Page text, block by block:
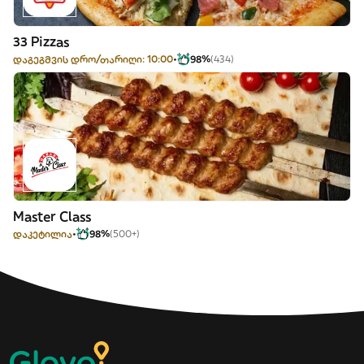
33 Pizzas
დაგეგმვის დრო/თარიღი: 10:00 98%(434)
Master Class
დაკეტილია 98%(500+)